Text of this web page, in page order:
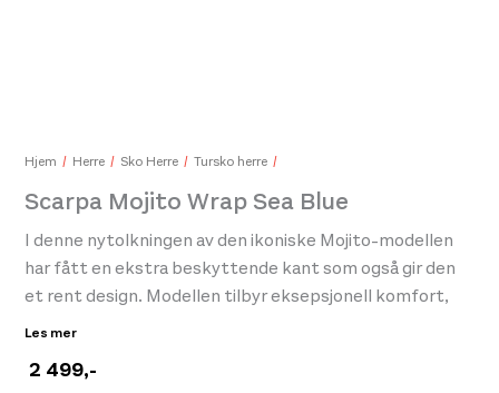
Hjem Herre Sko Herre Tursko herre
Scarpa Mojito Wrap Sea Blue
2 499,-
I denne nytolkningen av den ikoniske Mojito-modellen
har fått en ekstra beskyttende kant som også gir den
et rent design. Modellen tilbyr eksepsjonell komfort,
ideell for en hel dag med urban utforskning.
Les mer